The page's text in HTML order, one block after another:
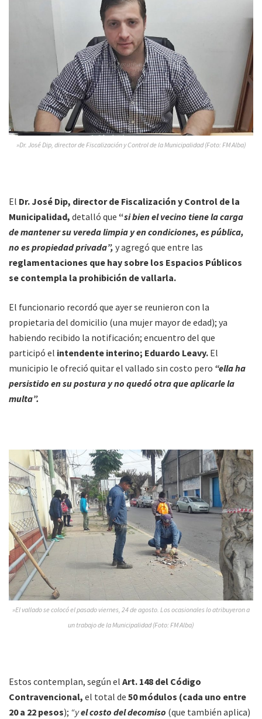
»Dr. José Dip, director de Fiscalización y Control de la Municipalidad (Foto: FM Alba)
El Dr. José Dip, director de Fiscalización y Control de la
Municipalidad, detalló que “si bien el vecino tiene la carga
de mantener su vereda limpia y en condiciones, es pública,
no es propiedad privada”, y agregó que entre las
reglamentaciones que hay sobre los Espacios Públicos
se contempla la prohibición de vallarla.
El funcionario recordó que ayer se reunieron con la
propietaria del domicilio (una mujer mayor de edad); ya
habiendo recibido la notificación; encuentro del que
participó el intendente interino; Eduardo Leavy. El
municipio le ofreció quitar el vallado sin costo pero “ella ha
persistido en su postura y no quedó otra que aplicarle la
multa”.
»El vallado se colocó el pasado viernes, 24 de agosto. Los ocasionales lo atribuyeron a
un trabajo de la Municipalidad (Foto: FM Alba)
Estos contemplan, según el Art. 148 del Código
Contravencional, el total de 50 módulos (cada uno entre
20 a 22 pesos); “yel costo del decomiso (que también aplica)